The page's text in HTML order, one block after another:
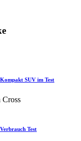
SUV im Test
Test